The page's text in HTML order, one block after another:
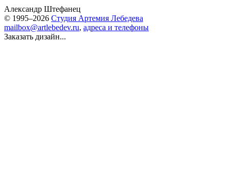
Александр Штефанец
© 1995–2026 Студия Артемия Лебедева
mailbox@artlebedev.ru, адреса и телефоны
Заказать дизайн...